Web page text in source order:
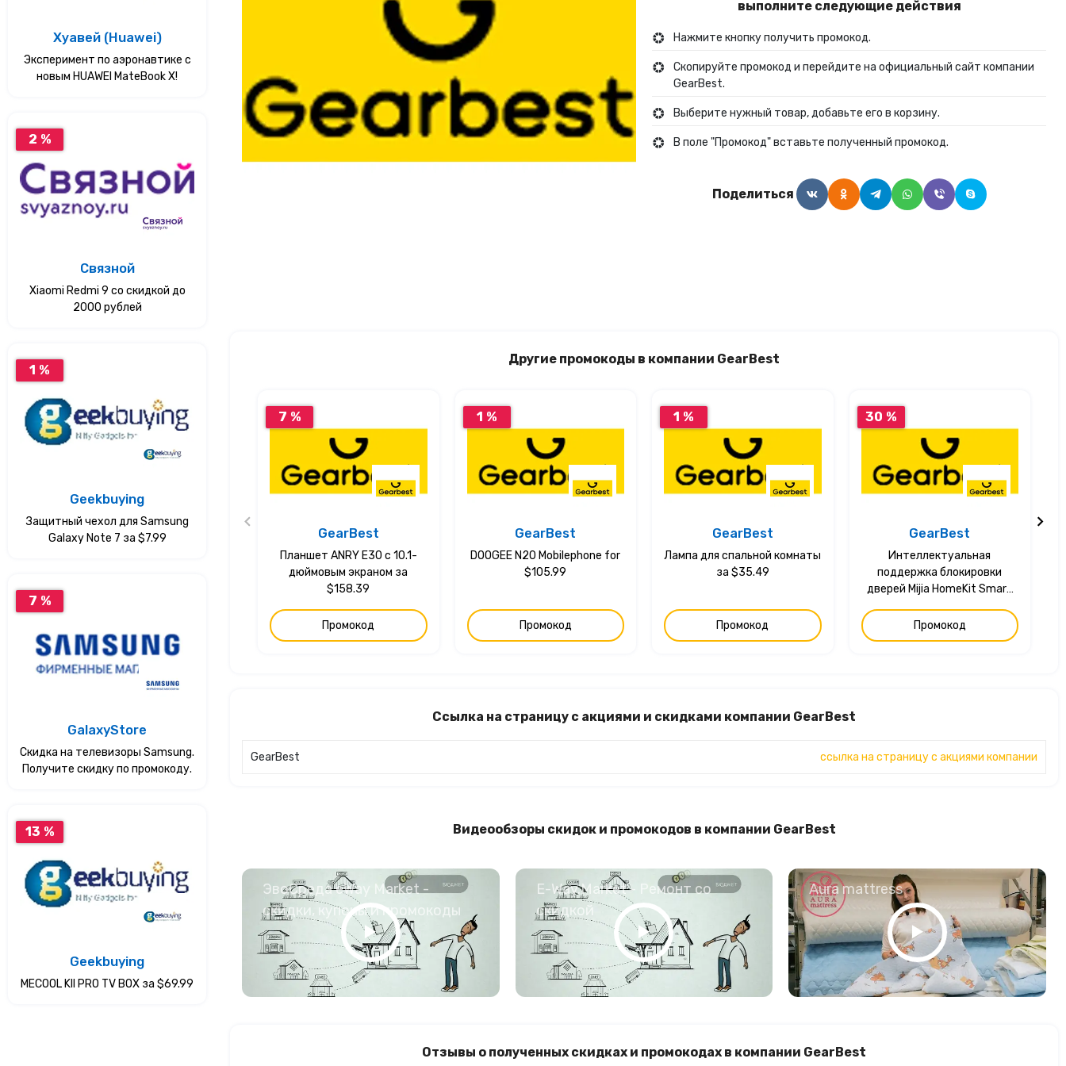
Часы и украшения
Красота и здоровье
выполните следующие действия
Нажмите кнопку получить промокод.
Скопируйте промокод и перейдите на официальный сайт компании
GearBest.
Выберите нужный товар, добавьте его в корзину.
В поле "Промокод" вставьте полученный промокод.
Поделиться
Другие промокоды в компании GearBest
7 %
GearBest
Планшет ANRY E30 с 10.1-
дюймовым экраном за
$158.39
Промокод
1 %
GearBest
DOOGEE N20 Mobilephone for
$105.99
Промокод
1 %
GearBest
Лампа для спальной комнаты
за $35.49
Промокод
30 %
GearBest
Интеллектуальная
поддержка блокировки
дверей Mijia HomeKit Smart
Промокод
Ссылка на страницу с акциями и скидками компании GearBest
GearBest ссылка на страницу с акциями компании
Видеообзоры скидок и промокодов в компании GearBest
ЭвоСреда eWay Market -
скидки, купоны и промокоды
E-Way.Market - Ремонт со
скидкой
Aura mattress
Отзывы о полученных скидках и промокодах в компании GearBest
Хуавей (Huawei)
Эксперимент по аэронавтике с
новым HUAWEI MateBook X!
2 %
Связной
Xiaomi Redmi 9 со скидкой до
2000 рублей
1 %
Geekbuying
Защитный чехол для Samsung
Galaxy Note 7 за $7.99
7 %
GalaxyStore
Скидка на телевизоры Samsung.
Получите скидку по промокоду.
13 %
Geekbuying
MECOOL KII PRO TV BOX за $69.99